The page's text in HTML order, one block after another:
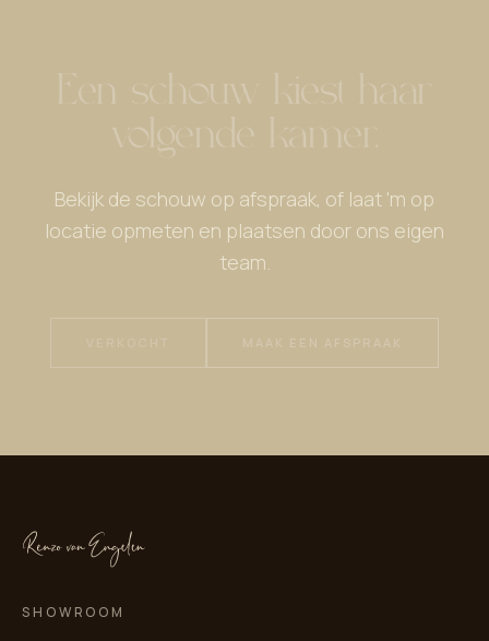
Een schouw kiest haar
volgende kamer.
Bekijk de schouw op afspraak, of laat 'm op
locatie opmeten en plaatsen door ons eigen
team.
MAAK EEN AFSPRAAK
SHOWROOM